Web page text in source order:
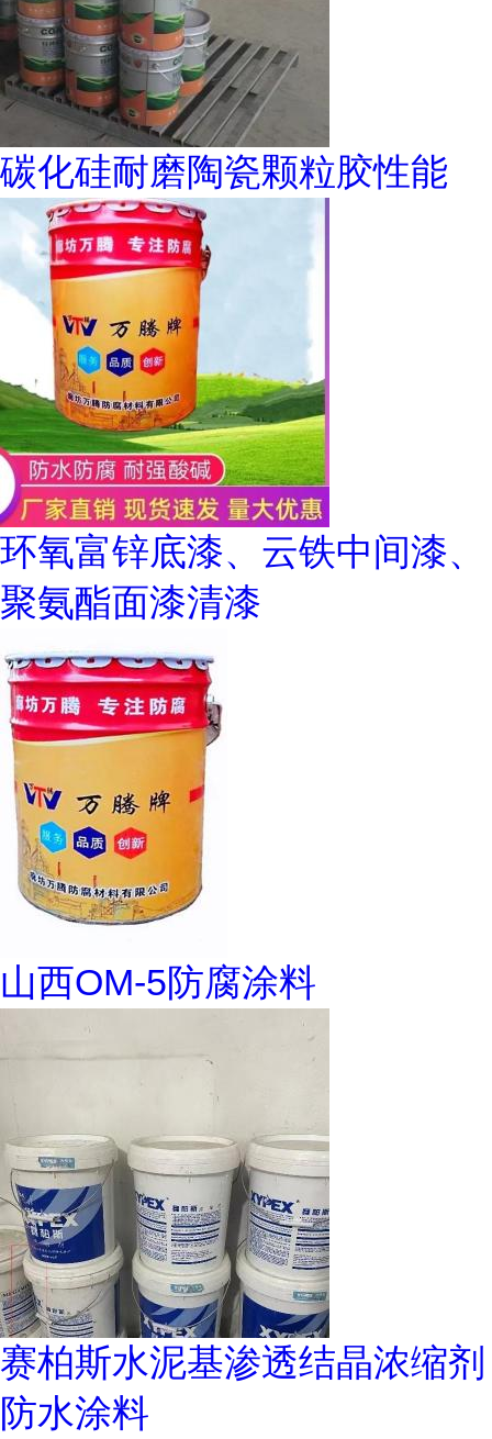
碳化硅耐磨陶瓷颗粒胶性能
环氧富锌底漆、云铁中间漆、
聚氨酯面漆清漆
山西OM-5防腐涂料
赛柏斯水泥基渗透结晶浓缩剂
防水涂料